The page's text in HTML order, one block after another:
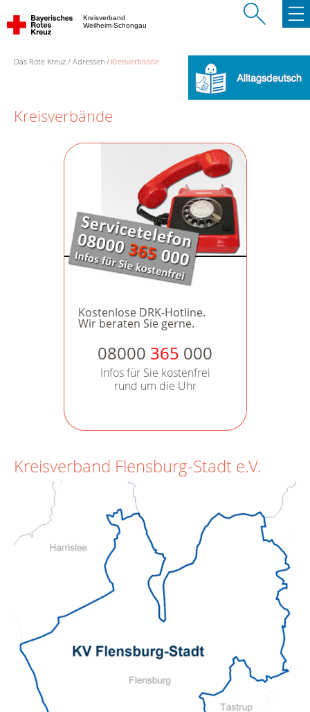
Kreisverband
Weilheim-Schongau
Das Rote Kreuz Adressen Kreisverbände
Kreisverbände
Kostenlose DRK-Hotline.
Wir beraten Sie gerne.
08000 365 000
Infos für Sie kostenfrei
rund um die Uhr
Kreisverband Flensburg-Stadt e.V.